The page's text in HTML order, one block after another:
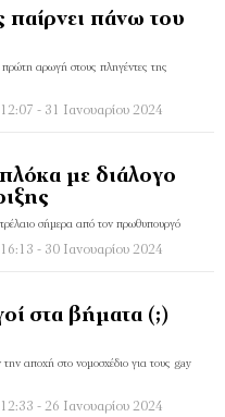
πάνω του
αρωγή στους πληγέντες της
12:07 - 31 Ιανουαρίου 2024
με διάλογο
σήμερα από τον πρωθυπουργό
16:13 - 30 Ιανουαρίου 2024
στα βήματα (;)
την αποχή στο νομοσχέδιο για τους gay
12:33 - 26 Ιανουαρίου 2024